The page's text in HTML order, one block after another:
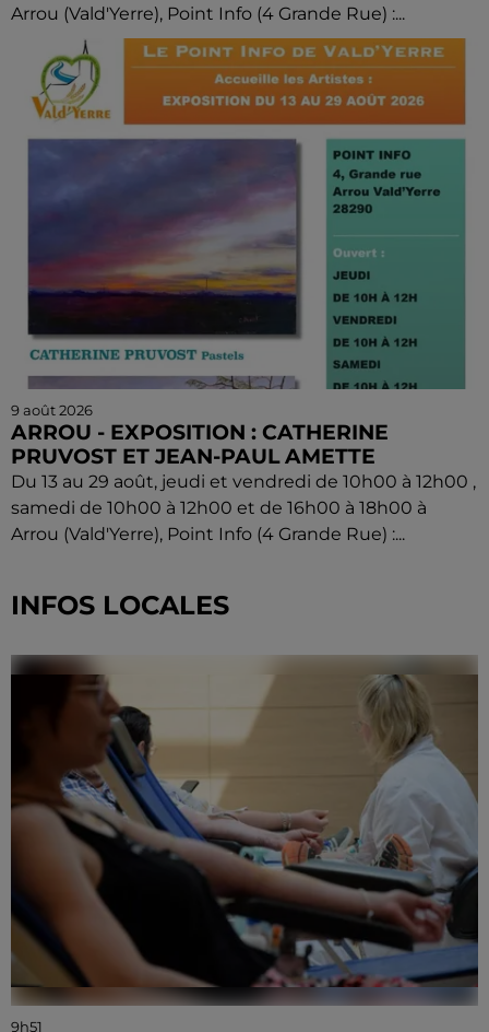
Arrou (Vald'Yerre), Point Info (4 Grande Rue) :...
9 août 2026
ARROU - EXPOSITION : CATHERINE
PRUVOST ET JEAN-PAUL AMETTE
Du 13 au 29 août, jeudi et vendredi de 10h00 à 12h00 ,
samedi de 10h00 à 12h00 et de 16h00 à 18h00 à
Arrou (Vald'Yerre), Point Info (4 Grande Rue) :...
INFOS LOCALES
9h51